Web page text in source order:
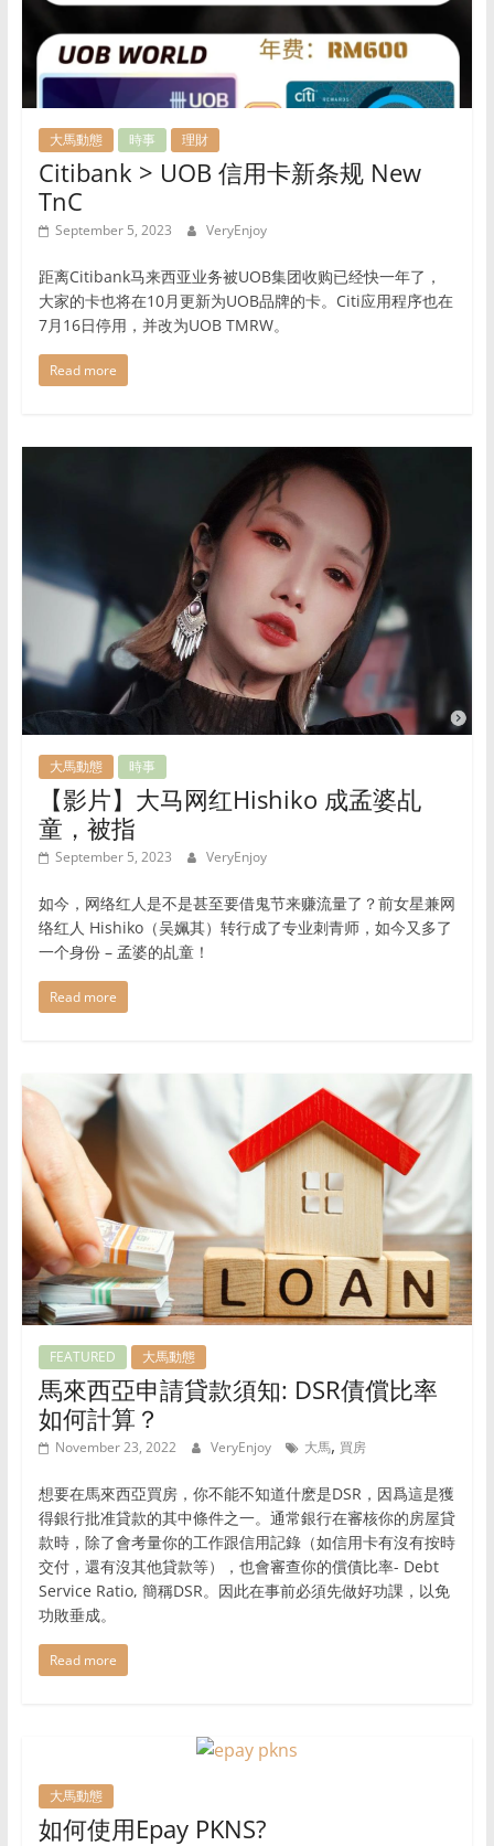
大馬動態 時事 理財
Citibank > UOB 信用卡新条规 New
TnC
September 5, 2023 VeryEnjoy
距离Citibank马来西亚业务被UOB集团收购已经快一年了，
大家的卡也将在10月更新为UOB品牌的卡。Citi应用程序也在
7月16日停用，并改为UOB TMRW。
Read more
大馬動態 時事
【影片】大马网红Hishiko 成孟婆乩
童，被指
September 5, 2023 VeryEnjoy
如今，网络红人是不是甚至要借鬼节来赚流量了？前女星兼网
络红人 Hishiko（吴姵其）转行成了专业刺青师，如今又多了
一个身份 – 孟婆的乩童！
Read more
FEATURED 大馬動態
馬來西亞申請貸款須知: DSR債償比率
如何計算？
November 23, 2022 VeryEnjoy 大馬, 買房
想要在馬來西亞買房，你不能不知道什麽是DSR，因爲這是獲
得銀行批准貸款的其中條件之一。通常銀行在審核你的房屋貸
款時，除了會考量你的工作跟信用記錄（如信用卡有沒有按時
交付，還有沒其他貸款等），也會審查你的償債比率- Debt
Service Ratio, 簡稱DSR。因此在事前必須先做好功課，以免
功敗垂成。
Read more
大馬動態
如何使用Epay PKNS?